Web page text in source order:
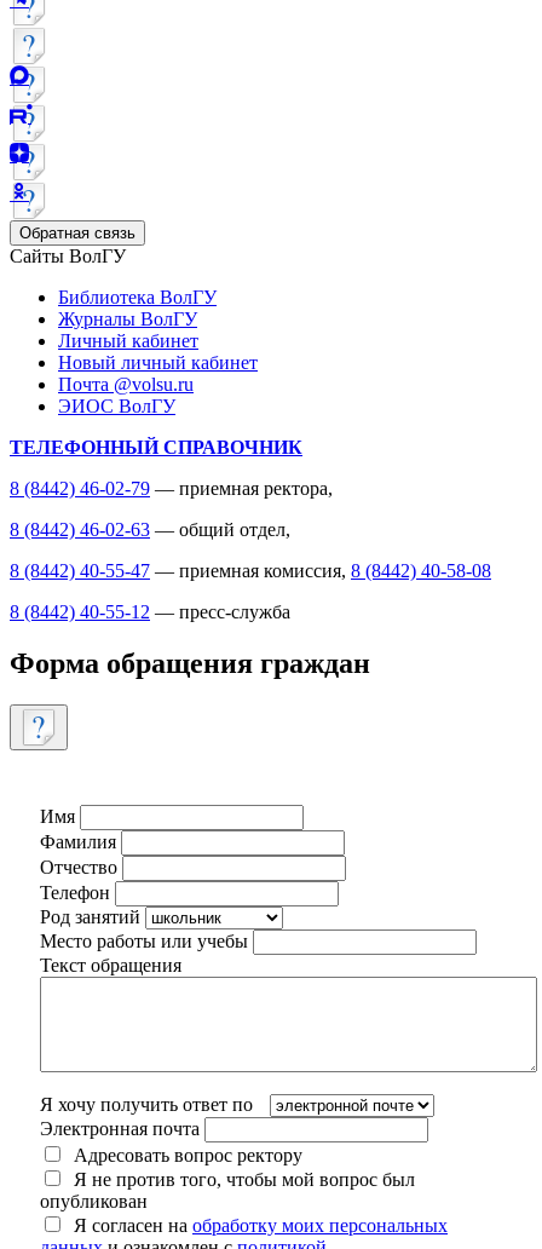
Обратная связь
Сайты ВолГУ
Библиотека ВолГУ
Журналы ВолГУ
Личный кабинет
Новый личный кабинет
Почта @volsu.ru
ЭИОС ВолГУ
ТЕЛЕФОННЫЙ СПРАВОЧНИК
8 (8442) 46-02-79 — приемная ректора,
8 (8442) 46-02-63 — общий отдел,
8 (8442) 40-55-47 — приемная комиссия, 8 (8442) 40-58-08
8 (8442) 40-55-12 — пресс-служба
Форма обращения граждан
Имя
Фамилия
Отчество
Телефон
Род занятий
Место работы или учебы
Текст обращения
Я хочу получить ответ по
Электронная почта
Адресовать вопрос ректору
Я не против того, чтобы мой вопрос был
опубликован
Я согласен на обработку моих персональных